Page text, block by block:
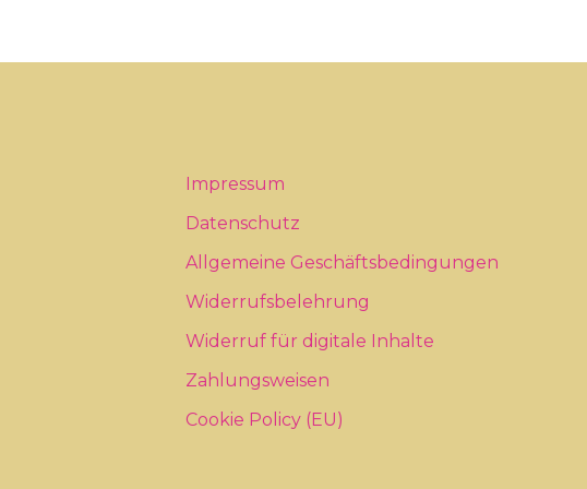
Impressum
Datenschutz
Allgemeine Geschäftsbedingungen
Widerrufsbelehrung
Widerruf für digitale Inhalte
Zahlungsweisen
Cookie Policy (EU)